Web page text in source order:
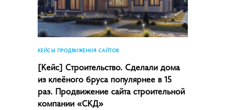
КЕЙСЫ ПРОДВИЖЕНИЯ САЙТОВ
[Кейс] Строительство. Сделали дома
из клеёного бруса популярнее в 15
раз. Продвижение сайта строительной
компании «СКД»